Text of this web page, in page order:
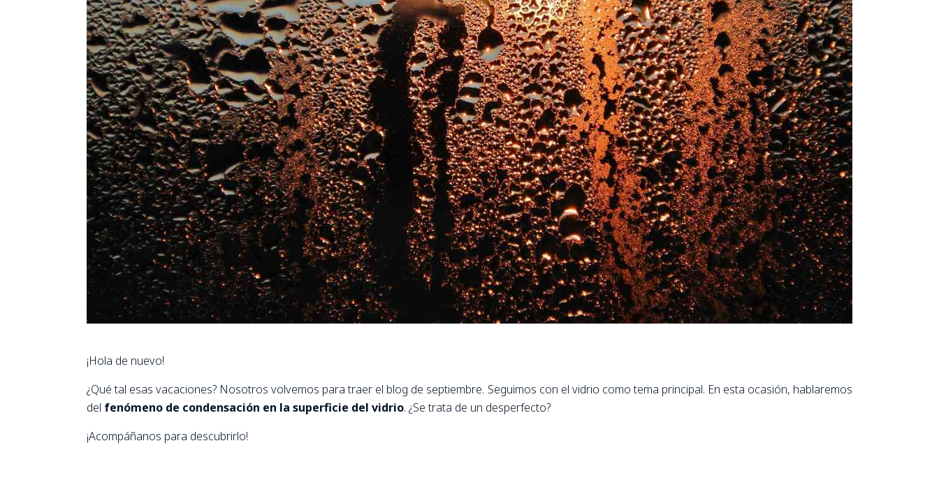
¡Hola de nuevo!
¿Qué tal esas vacaciones? Nosotros volvemos para traer el blog de septiembre. Seguimos con el vidrio como tema principal. En esta ocasión, hablaremos
del fenómeno de condensación en la superficie del vidrio. ¿Se trata de un desperfecto?
¡Acompáñanos para descubrirlo!